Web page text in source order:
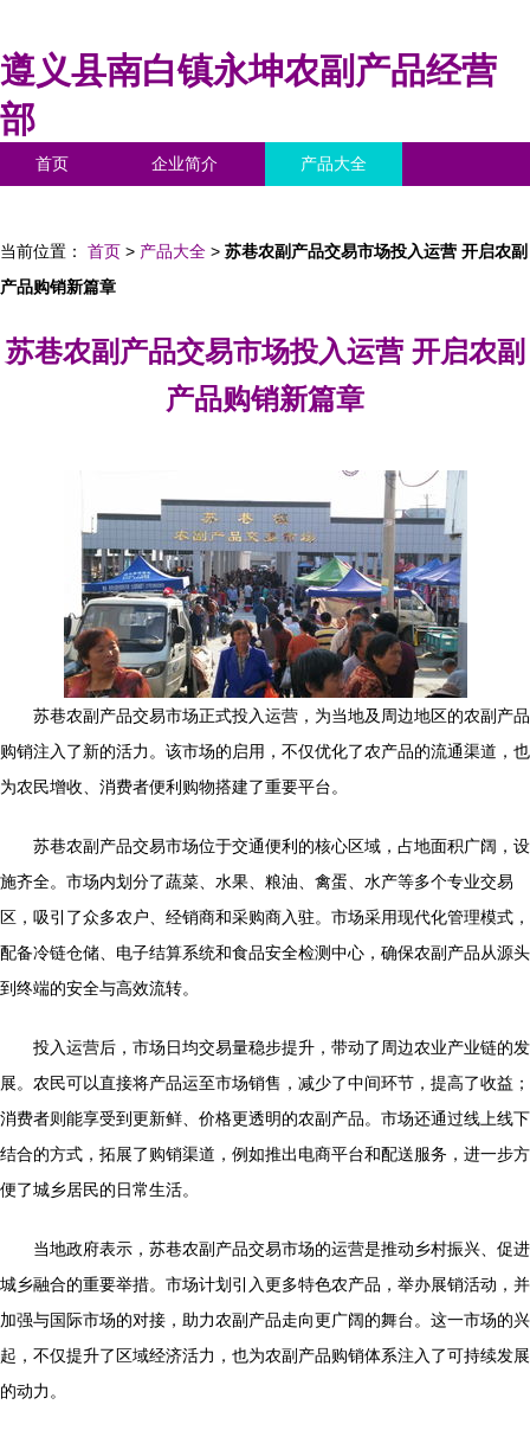
遵义县南白镇永坤农副产品经营
部
首页 企业简介 产品大全
当前位置： 首页 > 产品大全 > 苏巷农副产品交易市场投入运营 开启农副
产品购销新篇章
苏巷农副产品交易市场投入运营 开启农副
产品购销新篇章
苏巷农副产品交易市场正式投入运营，为当地及周边地区的农副产品
购销注入了新的活力。该市场的启用，不仅优化了农产品的流通渠道，也
为农民增收、消费者便利购物搭建了重要平台。
苏巷农副产品交易市场位于交通便利的核心区域，占地面积广阔，设
施齐全。市场内划分了蔬菜、水果、粮油、禽蛋、水产等多个专业交易
区，吸引了众多农户、经销商和采购商入驻。市场采用现代化管理模式，
配备冷链仓储、电子结算系统和食品安全检测中心，确保农副产品从源头
到终端的安全与高效流转。
投入运营后，市场日均交易量稳步提升，带动了周边农业产业链的发
展。农民可以直接将产品运至市场销售，减少了中间环节，提高了收益；
消费者则能享受到更新鲜、价格更透明的农副产品。市场还通过线上线下
结合的方式，拓展了购销渠道，例如推出电商平台和配送服务，进一步方
便了城乡居民的日常生活。
当地政府表示，苏巷农副产品交易市场的运营是推动乡村振兴、促进
城乡融合的重要举措。市场计划引入更多特色农产品，举办展销活动，并
加强与国际市场的对接，助力农副产品走向更广阔的舞台。这一市场的兴
起，不仅提升了区域经济活力，也为农副产品购销体系注入了可持续发展
的动力。